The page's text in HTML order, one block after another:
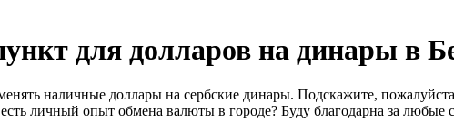
для долларов на динары в
наличные доллары на сербские динары. Подскажите,
личный опыт обмена валюты в городе? Буду благодарна за любые